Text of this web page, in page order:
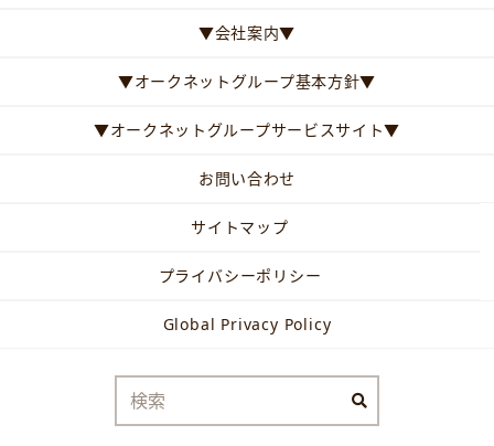
▼会社案内▼
▼オークネットグループ基本方針▼
▼オークネットグループサービスサイト▼
お問い合わせ
サイトマップ
プライバシーポリシー
Global Privacy Policy